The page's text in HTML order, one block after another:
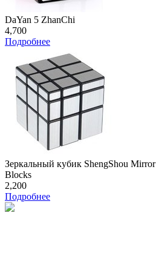
DaYan 5 ZhanChi
4,700
Подробнее
Зеркальный кубик ShengShou Mirror
Blocks
2,200
Подробнее